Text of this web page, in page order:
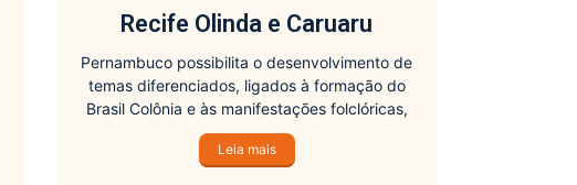
Recife Olinda e Caruaru
Pernambuco possibilita o desenvolvimento de
temas diferenciados, ligados à formação do
Brasil Colônia e às manifestações folclóricas,
literatura e arte, através de vivências com a
população local.
Leia mais